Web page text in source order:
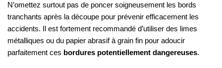
N’omettez surtout pas de poncer soigneusement les bords
tranchants après la découpe pour prévenir efficacement les
accidents. Il est fortement recommandé d’utiliser des limes
métalliques ou du papier abrasif à grain fin pour adoucir
parfaitement ces bordures potentiellement dangereuses.